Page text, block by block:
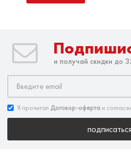
и получай скидки до
Я прочитал Договор-оферта и
подписаться